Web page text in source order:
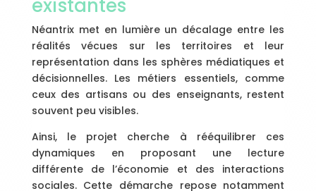
existantes
Néantrix met en lumière un décalage entre les
réalités vécues sur les territoires et leur
représentation dans les sphères médiatiques et
décisionnelles. Les métiers essentiels, comme
ceux des artisans ou des enseignants, restent
souvent peu visibles.
Ainsi, le projet cherche à rééquilibrer ces
dynamiques en proposant une lecture
différente de l’économie et des interactions
sociales. Cette démarche repose notamment